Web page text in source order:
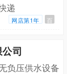
递
网店第1年 百
司
负压供水设备